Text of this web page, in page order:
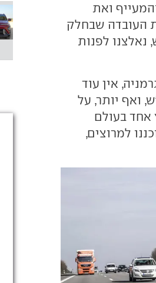
ואת
העובדה שבחלק
שנשקנו ל-200 קמ"ש, נאלצנו לפנות
אין עוד
לנהוג במהירות של 400 קמ"ש, ואף יותר, על
אחד בעולם
למרוצים,